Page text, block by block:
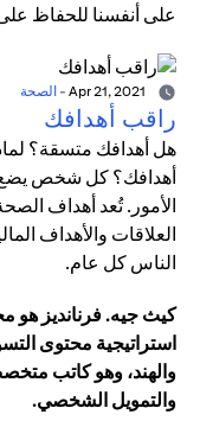
على أنفسنا للحفاظ
- الصحة
راقب أهدافك
هل أهدافك متسقة؟
أهدافك؟ كل شخص يضع
الأمور. تُعد أهداف
العلاقات والأهداف
الناس كل عام.
كيث جيه. فرنانديز هو
استراتيجية محتوى
والهند، وهو كاتب
والتمويل الشخصي.